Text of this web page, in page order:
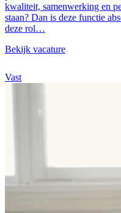
kwaliteit, samenwerking en
staan? Dan is deze functie
deze rol…
Bekijk vacature
Vast